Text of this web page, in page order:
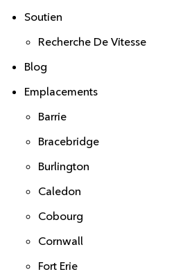
Soutien
Recherche De Vitesse
Blog
Emplacements
Barrie
Bracebridge
Burlington
Caledon
Cobourg
Cornwall
Fort Erie